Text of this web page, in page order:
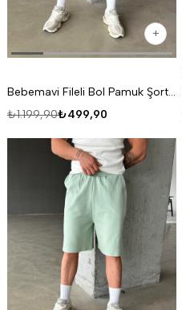
Bebemavi Fileli Bol Pamuk Şort SC
₺499,90
₺1.199,90